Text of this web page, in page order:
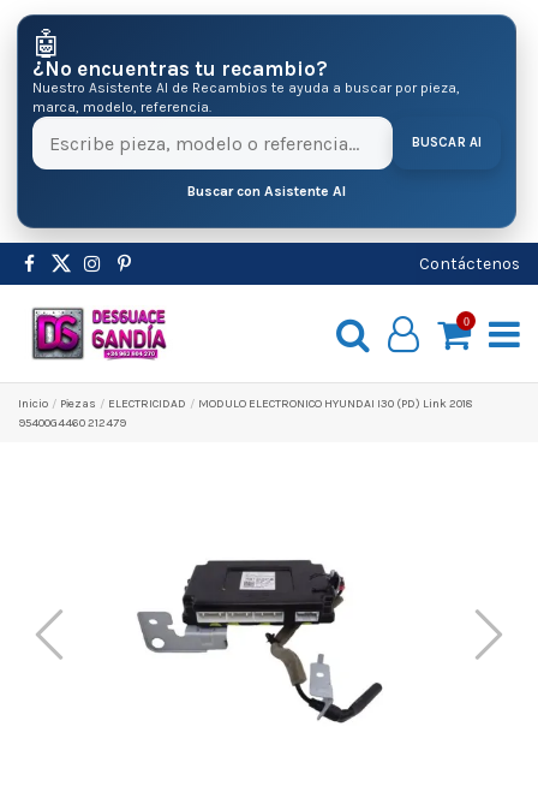
🤖
¿No encuentras tu recambio?
Nuestro Asistente AI de Recambios te ayuda a buscar por pieza,
marca, modelo, referencia.
BUSCAR AI
Buscar con Asistente AI
Contáctenos
0
Inicio Pіezas ELECTRICIDAD
MODULO ELECTRONICO HYUNDAI I30 (PD) Link 2018
95400G4460 212479